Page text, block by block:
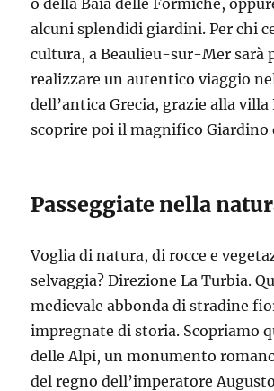
o della Baia delle Formiche,
alcuni splendidi giardini. Per chi
cultura, a Beaulieu-sur-Mer sarà
realizzare un autentico viaggio
dell’antica Grecia, grazie alla villa
scoprire poi il magnifico Giardino
Passeggiate nella
Voglia di natura, di rocce e
selvaggia? Direzione La Turbia.
medievale abbonda di stradine
impregnate di storia. Scopriamo
delle Alpi, un monumento
del regno dell’imperatore